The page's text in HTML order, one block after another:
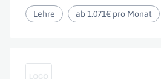
Lehre ab 1.071€ pro Monat